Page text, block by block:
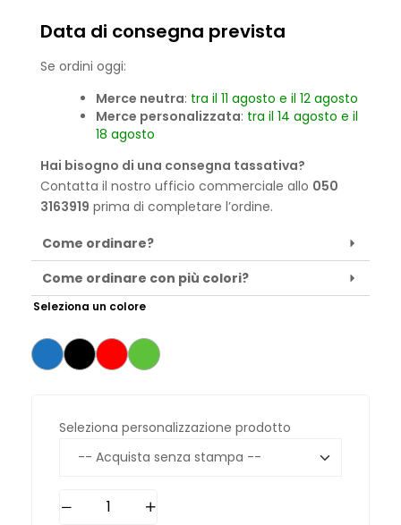
Data di consegna prevista
Se ordini oggi:
Merce neutra: tra il 11 agosto e il 12 agosto
Merce personalizzata: tra il 14 agosto e il
18 agosto
Hai bisogno di una consegna tassativa?
Contatta il nostro ufficio commerciale allo 050
3163919 prima di completare l’ordine.
Come ordinare?
Come ordinare con più colori?
Seleziona un colore
Seleziona personalizzazione prodotto